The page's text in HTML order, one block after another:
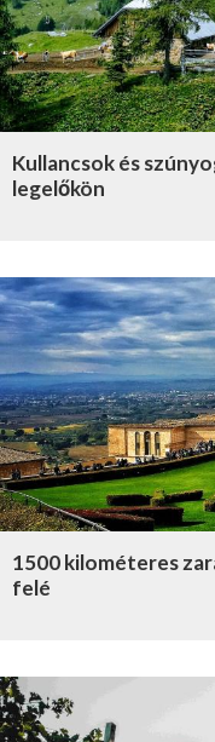
Kullancsok és
legelőkön
1500 kilométeres
felé